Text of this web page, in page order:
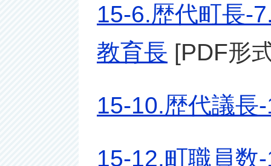
15-6.歴代町長-
教育長 [PDF形
15-10.歴代議長
15-12.町職員数